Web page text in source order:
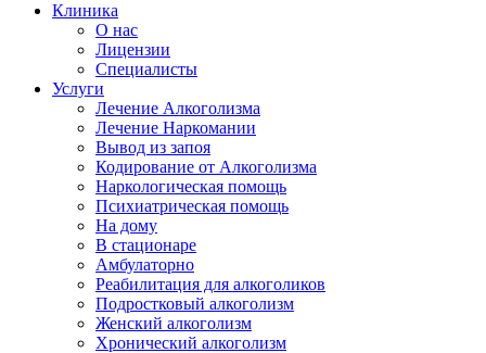
Клиника
О нас
Лицензии
Специалисты
Услуги
Лечение Алкоголизма
Лечение Наркомании
Вывод из запоя
Кодирование от Алкоголизма
Наркологическая помощь
Психиатрическая помощь
На дому
В стационаре
Амбулаторно
Реабилитация для алкоголиков
Подростковый алкоголизм
Женский алкоголизм
Хронический алкоголизм